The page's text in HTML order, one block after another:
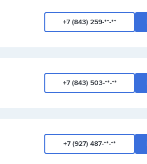
+7 (843) 259-**-**
+7 (843) 503-**-**
+7 (927) 487-**-**